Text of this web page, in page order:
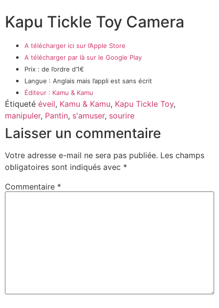
Kapu Tickle Toy Camera
A télécharger ici sur l’Apple Store
A télécharger par là sur le Google Play
Prix : de l’ordre d’1€
Langue : Anglais mais l’appli est sans écrit
Éditeur : Kamu & Kamu
Étiqueté éveil, Kamu & Kamu, Kapu Tickle Toy,
manipuler, Pantin, s'amuser, sourire
Laisser un commentaire
Votre adresse e-mail ne sera pas publiée. Les champs
obligatoires sont indiqués avec *
Commentaire *